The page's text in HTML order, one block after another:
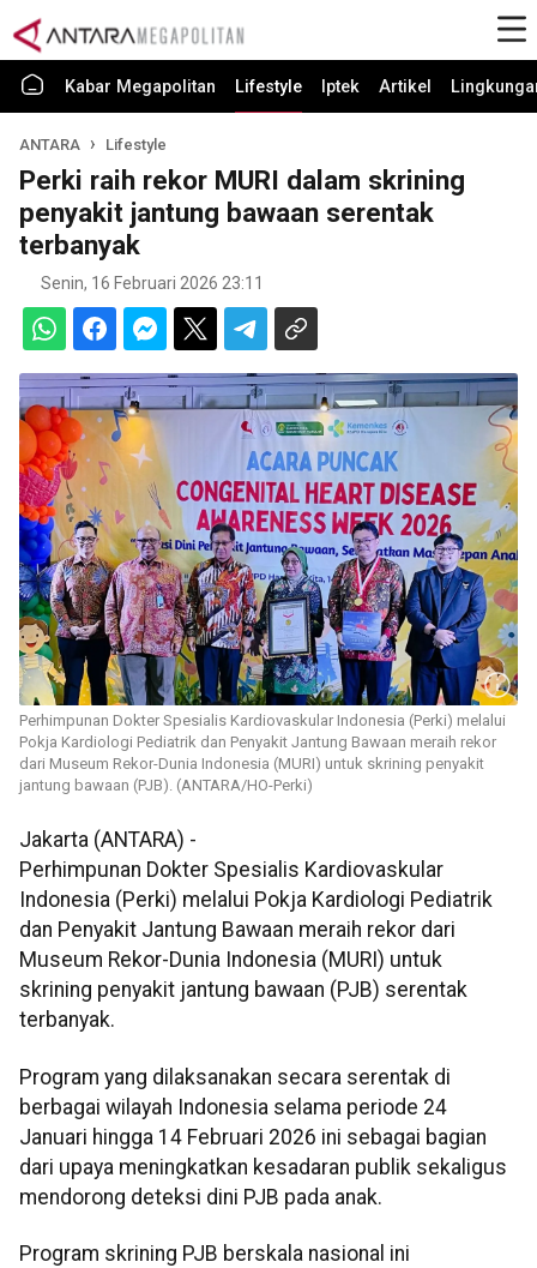
Kabar Megapolitan Lifestyle Iptek Artikel
ANTARA Lifestyle
Perki raih rekor MURI dalam skrining
penyakit jantung bawaan serentak
terbanyak
Senin, 16 Februari 2026 23:11
Perhimpunan Dokter Spesialis Kardiovaskular Indonesia (Perki) melalui
Pokja Kardiologi Pediatrik dan Penyakit Jantung Bawaan meraih rekor
dari Museum Rekor-Dunia Indonesia (MURI) untuk skrining penyakit
jantung bawaan (PJB). (ANTARA/HO-Perki)
Jakarta (ANTARA) -
Perhimpunan Dokter Spesialis Kardiovaskular
Indonesia (Perki) melalui Pokja Kardiologi Pediatrik
dan Penyakit Jantung Bawaan meraih rekor dari
Museum Rekor-Dunia Indonesia (MURI) untuk
skrining penyakit jantung bawaan (PJB) serentak
terbanyak.
Program yang dilaksanakan secara serentak di
berbagai wilayah Indonesia selama periode 24
Januari hingga 14 Februari 2026 ini sebagai bagian
dari upaya meningkatkan kesadaran publik sekaligus
mendorong deteksi dini PJB pada anak.
Program skrining PJB berskala nasional ini